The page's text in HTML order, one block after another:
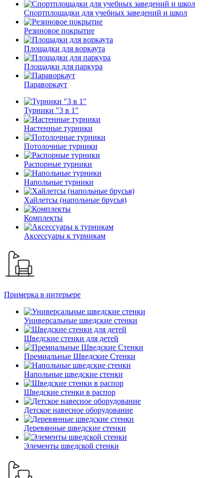
Спортплощадки для учебных заведений и школ
Резиновое покрытие
Площадки для воркаута
Площадки для паркура
Параворкаут
Турники "3 в 1"
Настенные турники
Потолочные турники
Распорные турники
Напольные турники
Хайлетсы (напольные брусья)
Комплекты
Аксессуары к турникам
Примерка в интерьере
Универсальные шведские стенки
Шведские стенки для детей
Премиальные Шведские Стенки
Напольные шведские стенки
Шведские стенки в распор
Детское навесное оборудование
Деревянные шведские стенки
Элементы шведской стенки